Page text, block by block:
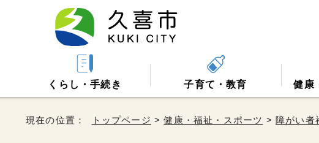
くらし・手続き 子育て・教育 健康
現在の位置： トップページ >健康・福祉・スポーツ >障がい者